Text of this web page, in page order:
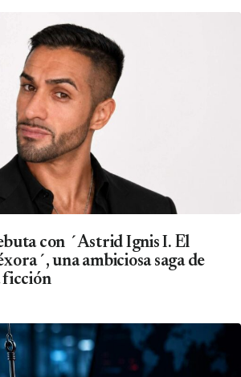
con ´Astrid Ignis I. El
una ambiciosa saga de
ficción